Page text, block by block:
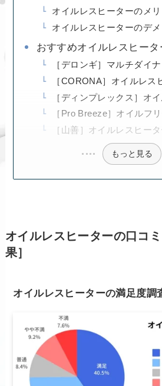
オイルレスヒーターのメリ
オイルレスヒーターのデメ
おすすめオイルレスヒータ
［デロンギ］マルチダイ
［CORONA］オイルレス
［ディンプレックス］オ
［Pro Breeze］オイルフ
［山善］オイルレスヒー
もっと見る
オイルレスヒーターの口コ
果］
オイルレスヒーターの満足度調